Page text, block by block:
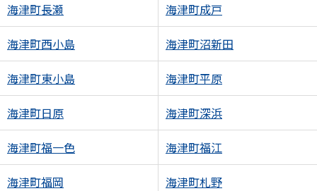
海津町長瀬 海津町成戸
海津町西小島 海津町沼新田
海津町東小島 海津町平原
海津町日原 海津町深浜
海津町福一色 海津町福江
海津町福岡 海津町札野